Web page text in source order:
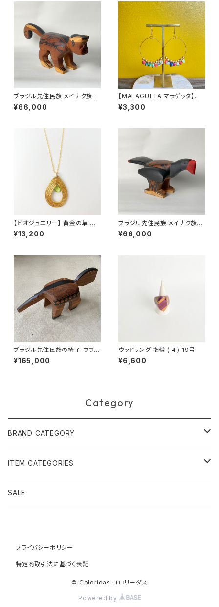
ブラジル先住民族 メイナク族の
椅子 サル 小型 全長41cm
¥66,000
【MALAGUETA マラゲッタ】ファ
ブリックパール リングピアス
¥3,300
【ビオジュエリー】 黄金の草 カッ
ピンドウラード ネックレス ティ
アドロップ ペリドット
¥13,200
ブラジル先住民族 メイナク族の
椅子 ホオダレホウカンチョウ 小
型 全長38cm
¥66,000
ブラジル先住民族の椅子 ワウラ
ー族 アリクイ ３（送料着払い）
¥165,000
ウッドリング 指輪 ( 4 ) 19号
¥6,600
Category
BRAND CATEGORY
黄金の草 ビオジュエリー
ピアス＆イヤリング
ティアラ、ヘッドドレス
ボルジェス木版画
木版画 M
ブラジル先住民族の椅子
ITEM CATEGORIES
アクセサリー
ブレスレット
アパレル
SALE
プライバシーポリシー
特定商取引法に基づく表記
© Coloridas コロリーダス
Powered by